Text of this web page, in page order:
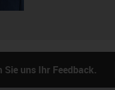
Sie uns Ihr Feedback.